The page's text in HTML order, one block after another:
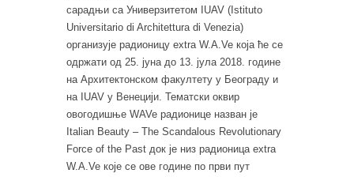
сарадњи са Универзитетом IUAV (Istituto
Universitario di Architettura di Venezia)
организује радионицу extra W.A.Ve која ће се
одржати од 25. јуна до 13. јула 2018. године
на Архитектонском факултету у Београду и
на IUAV у Венецији. Тематски оквир
овогодишње WAVe радионице назван је
Italian Beauty – The Scandalous Revolutionary
Force of the Past док је низ радионица extra
W.A.Ve које се ове године по први пут